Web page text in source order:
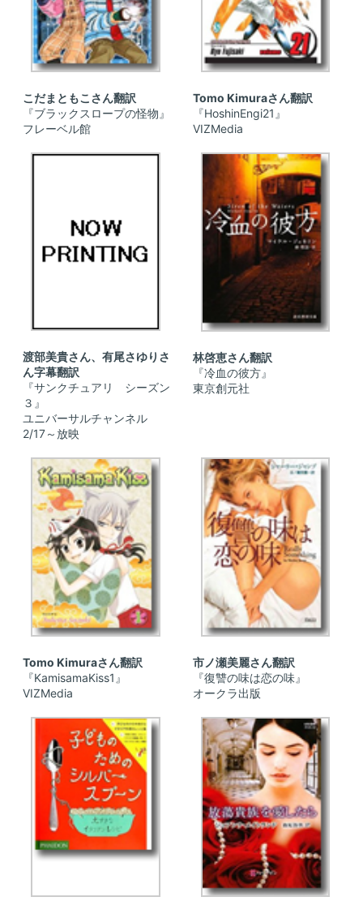
こだまともこさん翻訳
『ブラックスロープの怪物』
フレーベル館
Tomo Kimuraさん翻訳
『HoshinEngi21』
VIZMedia
渡部美貴さん、有尾さゆりさ
ん字幕翻訳
『サンクチュアリ シーズン
３』
ユニバーサルチャンネル
2/17～放映
林啓恵さん翻訳
『冷血の彼方』
東京創元社
Tomo Kimuraさん翻訳
『KamisamaKiss1』
VIZMedia
市ノ瀬美麗さん翻訳
『復讐の味は恋の味』
オークラ出版